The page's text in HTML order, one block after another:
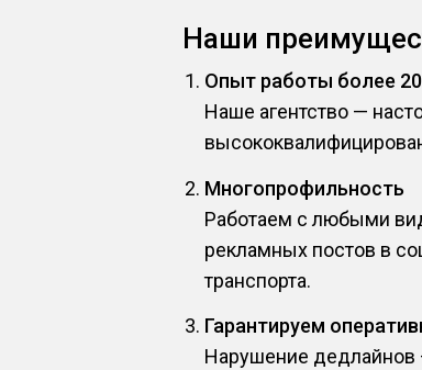
Наши
Опыт работы более
Наше агентство —
Многопрофильность
Работаем с любыми
рекламных постов в
транспорта.
Гарантируем
Нарушение дедлайнов